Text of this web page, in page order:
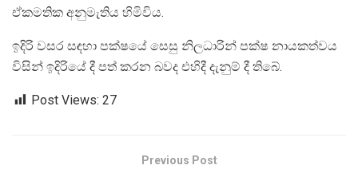
ඒකමතික අනුමැතිය හිමිවිය.
ඉදිරි වසර සඳහා පක්ෂයේ සෙසු නිලධාරින් පක්ෂ නායකත්වය
විසින් ඉදිරියේ දී පත් කරන බවද එහිදී දැනුම් දී තිබේ.
Post Views: 27
Previous Post